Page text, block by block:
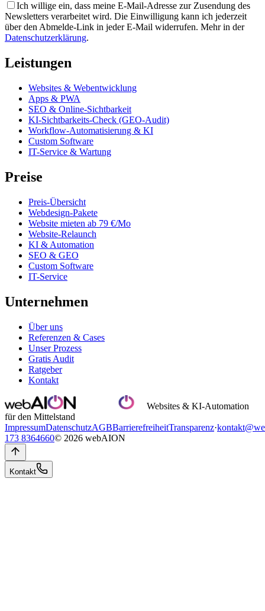
Ich willige ein, dass meine E-Mail-Adresse zur Zusendung des
Newsletters verarbeitet wird. Die Einwilligung kann ich jederzeit
über den Abmelde-Link in jeder E-Mail widerrufen. Mehr in der
Datenschutzerklärung.
Leistungen
Websites & Webentwicklung
Apps & PWA
SEO & Online-Sichtbarkeit
KI-Sichtbarkeits-Check (GEO-Audit)
Workflow-Automatisierung & KI
Custom Software
IT-Service & Wartung
Preise
Preis-Übersicht
Webdesign-Pakete
Website mieten ab 79 €/Mo
Website-Relaunch
KI & Automation
SEO & GEO
Custom Software
IT-Service
Unternehmen
Über uns
Referenzen & Cases
Unser Prozess
Gratis Audit
Ratgeber
Kontakt
Websites & KI-Automation
für den Mittelstand
ImpressumDatenschutzAGBBarrierefreiheitTransparenz·
173 8364660© 2026 webAION
Kontakt